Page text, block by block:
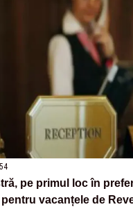
pe primul loc în
vacanțele de